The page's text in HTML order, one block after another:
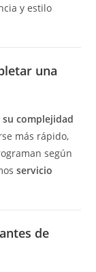
y estilo
una
complejidad
más rápido,
según
servicio
de